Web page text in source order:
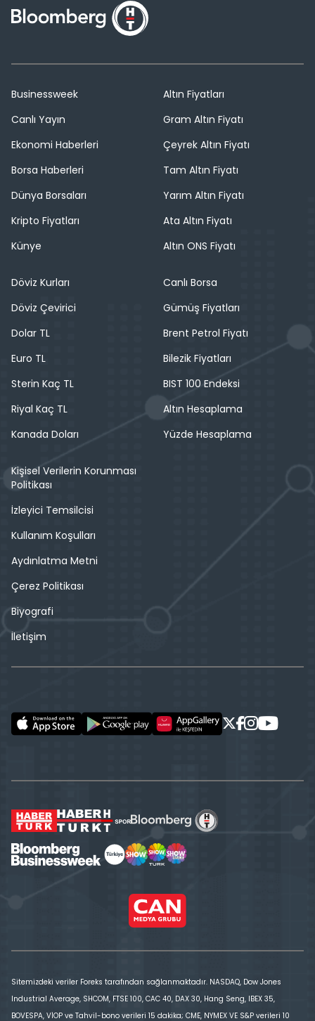
Businessweek
Canlı Yayın
Ekonomi Haberleri
Borsa Haberleri
Dünya Borsaları
Kripto Fiyatları
Künye
Altın Fiyatları
Gram Altın Fiyatı
Çeyrek Altın Fiyatı
Tam Altın Fiyatı
Yarım Altın Fiyatı
Ata Altın Fiyatı
Altın ONS Fiyatı
Döviz Kurları
Döviz Çevirici
Dolar TL
Euro TL
Sterin Kaç TL
Riyal Kaç TL
Kanada Doları
Canlı Borsa
Gümüş Fiyatları
Brent Petrol Fiyatı
Bilezik Fiyatları
BIST 100 Endeksi
Altın Hesaplama
Yüzde Hesaplama
Kişisel Verilerin Korunması
Politikası
İzleyici Temsilcisi
Kullanım Koşulları
Aydınlatma Metni
Çerez Politikası
Biyografi
İletişim
Sitemizdeki veriler Foreks tarafından sağlanmaktadır. NASDAQ, Dow Jones
Industrial Average, SHCOM, FTSE 100, CAC 40, DAX 30, Hang Seng, IBEX 35,
BOVESPA, VİOP ve Tahvil-bono verileri 15 dakika; CME, NYMEX VE S&P verileri 10